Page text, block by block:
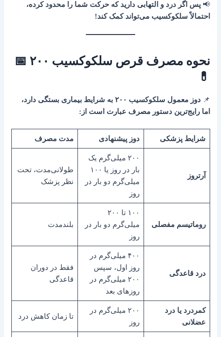
📢پس اگر درد و التهابی دارید که حرکت شما را محدود کرده،
احتمالاً سلکوکسیب می‌تواند کمک کند!
نحوه مصرف قرص سلکوکسیب ۲۰۰ 📅
💊
📌
دوز معمول سلکوکسیب ۲۰۰ به شرایط بیماری بستگی دارد،
اما رایج‌ترین دستور مصرف عبارت است از:
شرایط پزشکی دوز پیشنهادی مدت مصرف
آرتروز
۲۰۰ میلی‌گرم یک
بار در روز یا ۱۰۰
میلی‌گرم دو بار در
روز
طولانی‌مدت، تحت
نظر پزشک
روماتیسم مفصلی
۱۰۰ تا ۲۰۰
میلی‌گرم دو بار در
روز
بلندمدت
درد قاعدگی
۴۰۰ میلی‌گرم در
روز اول، سپس
۲۰۰ میلی‌گرم در
روزهای بعد
فقط در دوران
قاعدگی
کمردرد یا درد
عضلانی
۲۰۰ میلی‌گرم در
روز
تا زمان کاهش درد